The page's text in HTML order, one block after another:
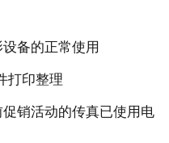
备的正常使用
打印整理
销活动的传真已使用电